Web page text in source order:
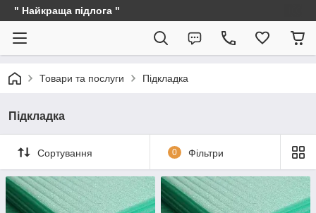
" Найкраща підлога "
Товари та послуги Підкладка
Підкладка
Сортування 0 Фільтри